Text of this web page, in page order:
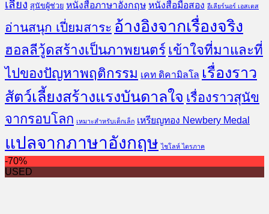
เลี้ยง สุนัขผู้ช่วย หนังสือภาษาอังกฤษ หนังสือมือสอง อีเลียร์นอร์ เอสเตส
อ่านสนุก เปี่ยมสาระ อ้างอิงจากเรื่องจริง
ฮอลลีวู้ดสร้างเป็นภาพยนตร์ เข้าใจที่มาและที่
ไปของปัญหาพฤติกรรม เคท ดิคามิลโล เรื่องราว
สัตว์เลี้ยงสร้างแรงบันดาลใจ เรื่องราวสุนัข
จากรอบโลก เหมาะสำหรับเด็กเล็ก เหรียญทอง Newbery Medal
แปลจากภาษาอังกฤษ ไชโลห์ ไตรภาค
-70%
USED